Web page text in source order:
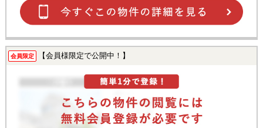
会員限定 【会員様限定で公開中！】